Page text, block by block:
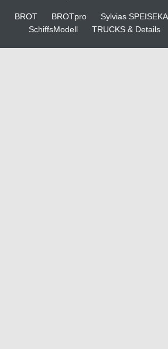
BROT BROTpro Sylvias
SchiffsModell
TRUCKS & Details